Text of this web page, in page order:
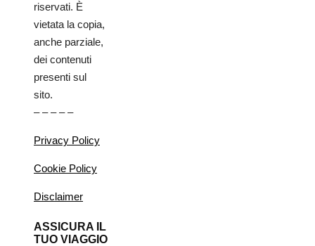
riservati. È
vietata la copia,
anche parziale,
dei contenuti
presenti sul
sito.
– – – – –
Privacy Policy
Cookie Policy
Disclaimer
ASSICURA IL
TUO VIAGGIO